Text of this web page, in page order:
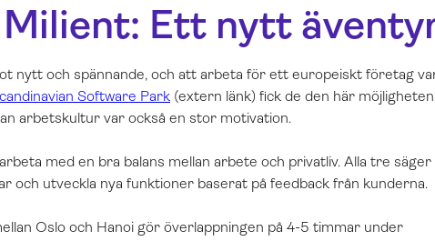
Ett nytt
nytt och spännande, och att arbeta för ett europeiskt företag
Software Park (extern länk) fick de den här
arbetskultur var också en stor motivation.
med en bra balans mellan arbete och privatliv. Alla tre säger
och utveckla nya funktioner baserat på feedback från kunderna.
Oslo och Hanoi gör överlappningen på 4-5 timmar under